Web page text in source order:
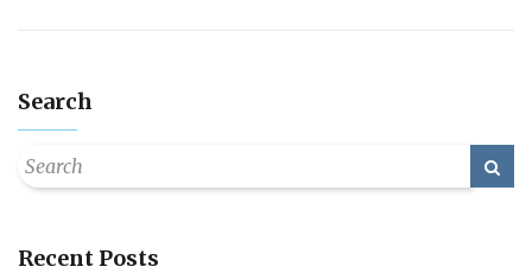
Search
Recent Posts